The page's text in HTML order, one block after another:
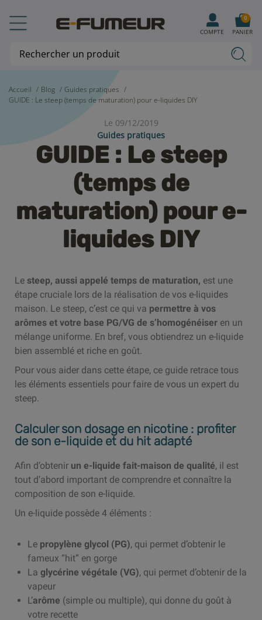
Accueil Blog
Guides pratiques
GUIDE : Le steep (temps de maturation) pour e-liquides DIY
Le 09/12/2019
Guides pratiques
GUIDE : Le steep
(temps de
maturation) pour e-
liquides DIY
Le steep, aussi appelé temps de maturation, est une
étape cruciale lors de la réalisation de vos e-liquides
maison. Le steep, c’est ce qui va permettre à vos
arômes et votre base PG/VG de s’homogénéiser en un
mélange uniforme. En bref, vous obtiendrez un e-liquide
bien assemblé et riche en goût.
Pour vous aider dans cette étape, ce guide retrace tous
les éléments essentiels pour faire de vous un expert du
steep.
Calculer son dosage en nicotine : profiter
de son e-liquide et du hit adapté
Afin d’obtenir un e-liquide fait-maison de qualité, il est
tout d’abord important de comprendre et connaître la
composition de son e-liquide.
Un e-liquide possède 4 éléments :
Le propylène glycol (PG), qui permet d’obtenir le
fameux “hit” en gorge
La glycérine végétale (VG), qui permet d’obtenir de la
vapeur
L’arôme (simple ou multiple), qui donne du goût à
votre recette
COMPTE PANIER
0